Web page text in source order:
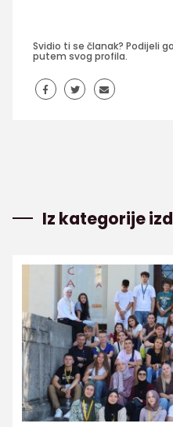
Svidio ti se članak? Podijeli
putem svog profila.
Iz kategorije